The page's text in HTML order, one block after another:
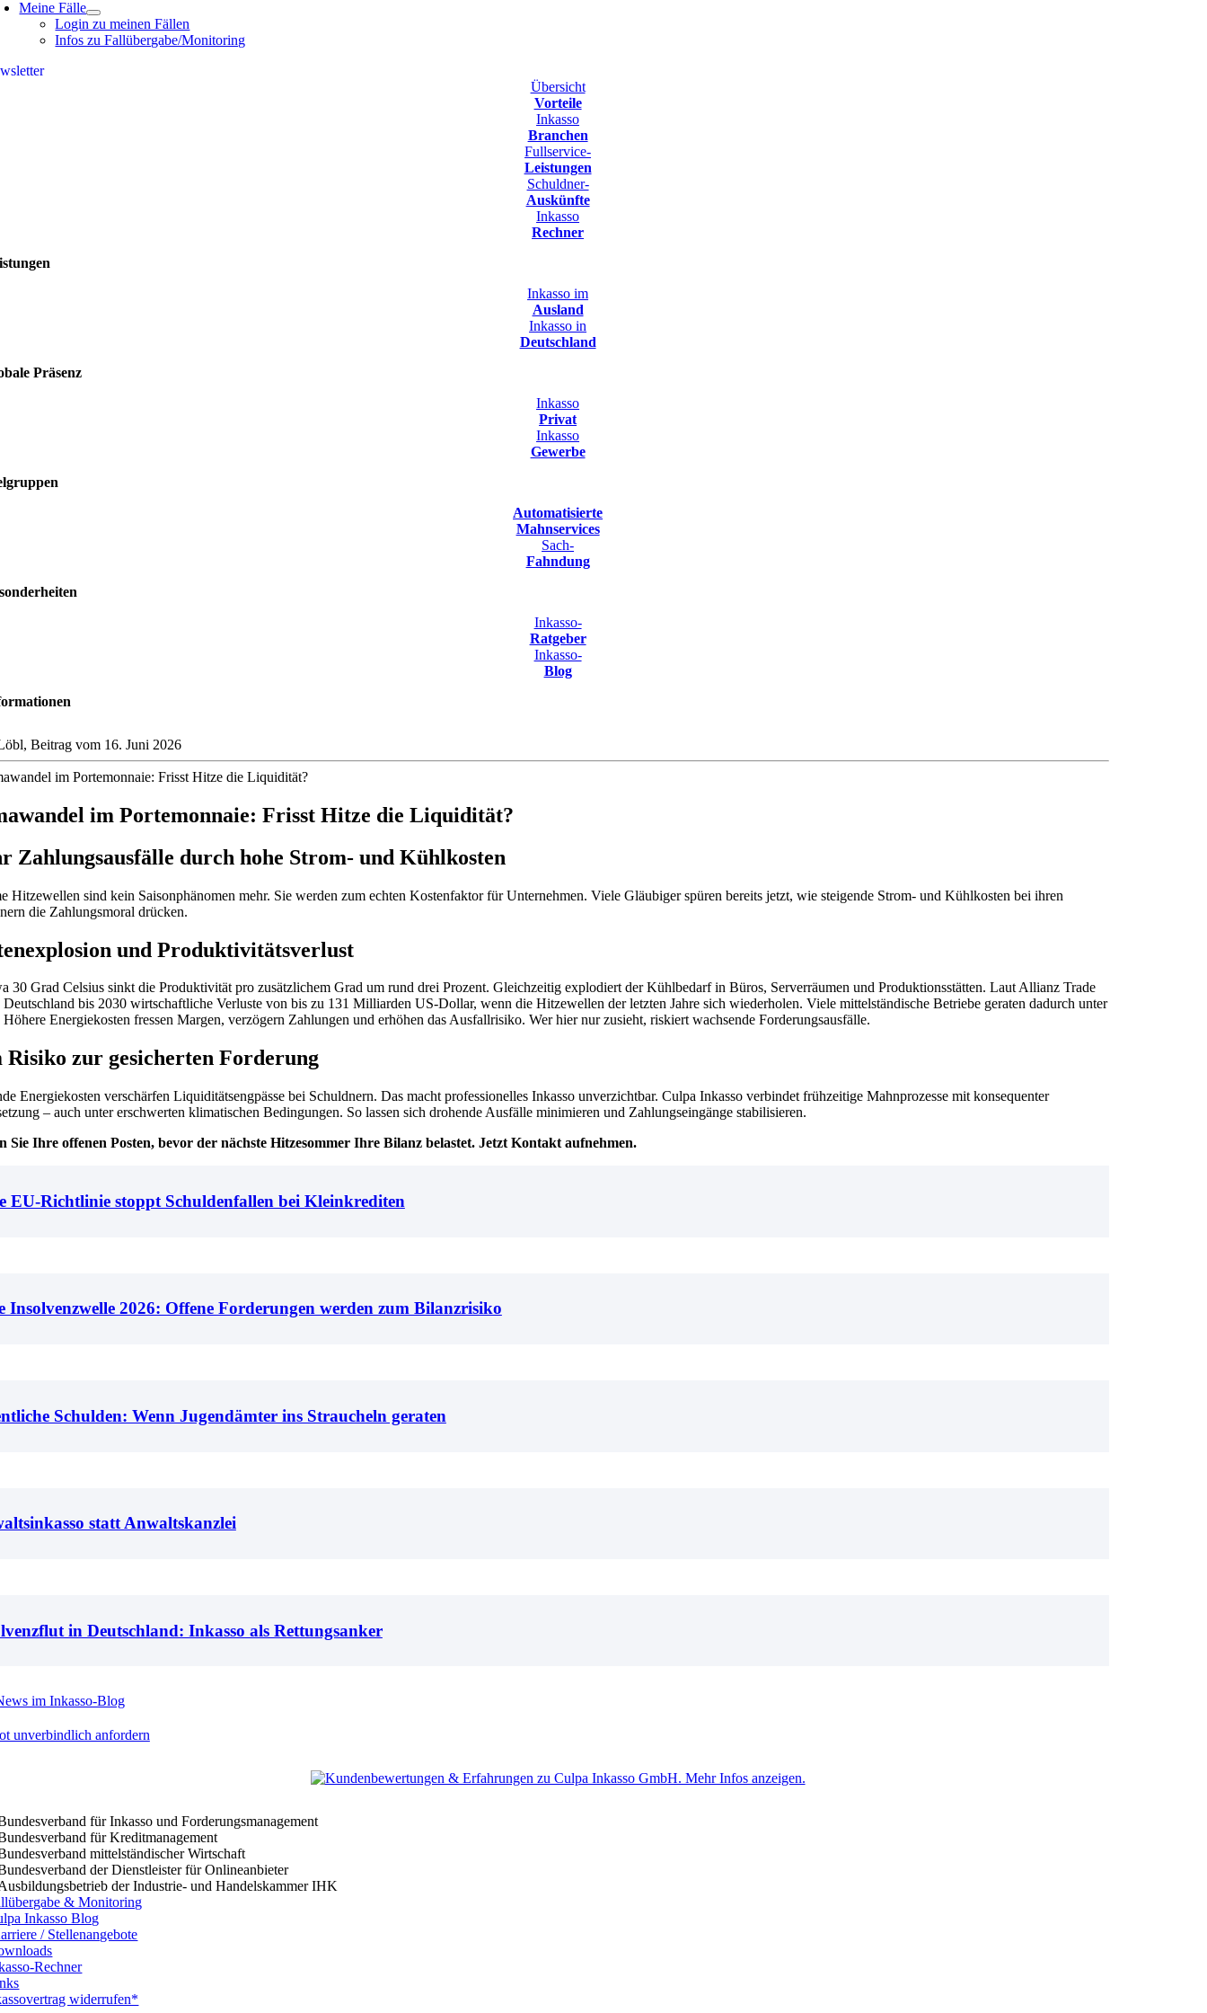
Meine Fälle
Login zu meinen Fällen
Infos zu Fallübergabe/Monitoring
Übersicht
Vorteile
Inkasso
Branchen
Fullservice-
Leistungen
Schuldner-
Auskünfte
Inkasso
Rechner
Inkasso im
Ausland
Inkasso in
Deutschland
Präsenz
Inkasso
Privat
Inkasso
Gewerbe
Automatisierte
Mahnservices
Sach-
Fahndung
Inkasso-
Ratgeber
Inkasso-
Blog
Beitrag vom 16. Juni 2026
im Portemonnaie: Frisst Hitze die Liquidität?
Zahlungsausfälle durch hohe Strom- und Kühlkosten
Hitzewellen sind kein Saisonphänomen mehr. Sie werden zum echten Kostenfaktor für Unternehmen. Viele Gläubiger spüren bereits jetzt, wie steigende Strom- und Kühlkosten bei ihren
die Zahlungsmoral drücken.
und Produktivitätsverlust
30 Grad Celsius sinkt die Produktivität pro zusätzlichem Grad um rund drei Prozent. Gleichzeitig explodiert der Kühlbedarf in Büros, Serverräumen und Produktionsstätten. Laut Allianz Trade
Deutschland bis 2030 wirtschaftliche Verluste von bis zu 131 Milliarden US-Dollar, wenn die Hitzewellen der letzten Jahre sich wiederholen. Viele mittelständische Betriebe geraten dadurch unter
Energiekosten fressen Margen, verzögern Zahlungen und erhöhen das Ausfallrisiko. Wer hier nur zusieht, riskiert wachsende Forderungsausfälle.
Risiko zur gesicherten Forderung
Energiekosten verschärfen Liquiditätsengpässe bei Schuldnern. Das macht professionelles Inkasso unverzichtbar. Culpa Inkasso verbindet frühzeitige Mahnprozesse mit konsequenter
– auch unter erschwerten klimatischen Bedingungen. So lassen sich drohende Ausfälle minimieren und Zahlungseingänge stabilisieren.
Sie Ihre offenen Posten, bevor der nächste Hitzesommer Ihre Bilanz belastet. Jetzt Kontakt aufnehmen.
EU-Richtlinie stoppt Schuldenfallen bei Kleinkrediten
Insolvenzwelle 2026: Offene Forderungen werden zum Bilanzrisiko
Schulden: Wenn Jugendämter ins Straucheln geraten
statt Anwaltskanzlei
in Deutschland: Inkasso als Rettungsanker
im Inkasso-Blog
unverbindlich anfordern
& Monitoring
Inkasso Blog
/ Stellenangebote
Rechner
widerrufen*